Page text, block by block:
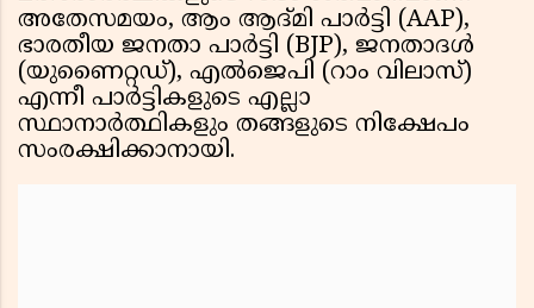
അതേസമയം, ആം ആദ്‌മി പാർട്ടി (AAP),
ഭാരതീയ ജനതാ പാർട്ടി (BJP), ജനതാദൾ
(യുണൈറ്റഡ്), എൽജെപി (റാം വിലാസ്)
എന്നീ പാർട്ടികളുടെ എല്ലാ
സ്ഥാനാർത്ഥികളും തങ്ങളുടെ നിക്ഷേപം
സംരക്ഷിക്കാനായി.